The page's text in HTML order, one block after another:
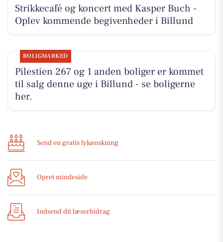
Strikkecafé og koncert med Kasper Buch -
Oplev kommende begivenheder i Billund
BOLIGMARKED
Pilestien 267 og 1 anden boliger er kommet
til salg denne uge i Billund - se boligerne
her.
Send en gratis lykønskning
Opret mindeside
Indsend dit læserbidrag